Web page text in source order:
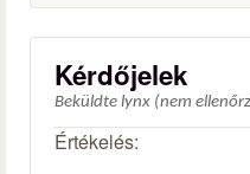
Kérdőjelek
Beküldte lynx (nem
Értékelés: